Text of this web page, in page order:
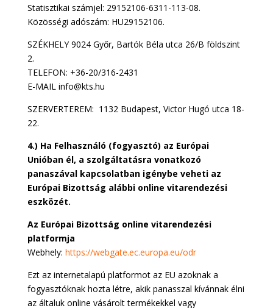
Statisztikai számjel: 29152106-6311-113-08.
Közösségi adószám: HU29152106.
SZÉKHELY 9024 Győr, Bartók Béla utca 26/B földszint
2.
TELEFON: +36-20/316-2431
E-MAIL info@kts.hu
SZERVERTEREM: 1132 Budapest, Victor Hugó utca 18-
22.
4.) Ha Felhasználó (fogyasztó) az Európai
Unióban él, a szolgáltatásra vonatkozó
panaszával kapcsolatban igénybe veheti az
Európai Bizottság alábbi online vitarendezési
eszközét.
Az Európai Bizottság online vitarendezési
platformja
Webhely: https://webgate.ec.europa.eu/odr
Ezt az internetalapú platformot az EU azoknak a
fogyasztóknak hozta létre, akik panasszal kívánnak élni
az általuk online vásárolt termékekkel vagy